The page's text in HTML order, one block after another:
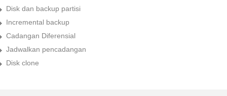
Disk dan backup partisi
Incremental backup
Cadangan Diferensial
Jadwalkan pencadangan
Disk clone